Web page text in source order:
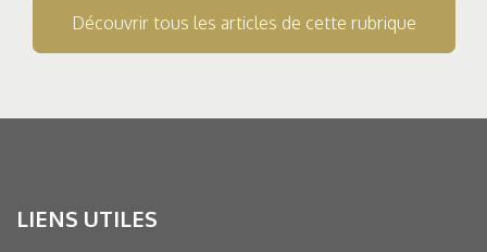
Découvrir tous les articles de cette rubrique
LIENS UTILES